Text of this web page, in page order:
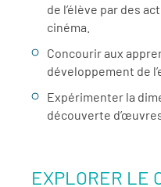
de l’élève par des
cinéma.
Concourir aux
développement de
Expérimenter la
découverte
EXPLORER LE